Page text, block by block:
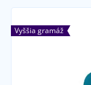
Vyššia gramáž